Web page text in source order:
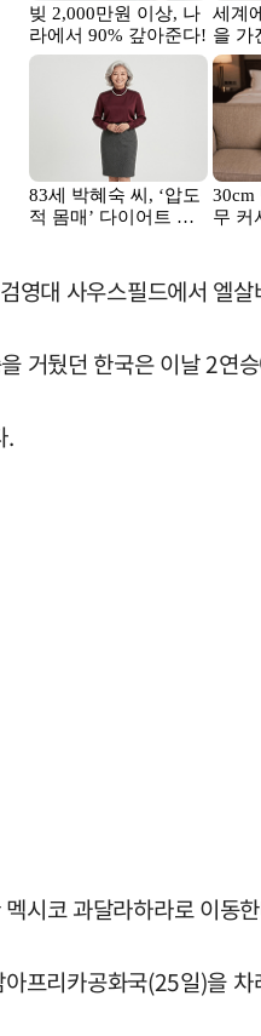
영대 사우스필드에서 엘
거뒀던 한국은 이날 2연
.
시코 과달라하라로 이동
프리카공화국(25일)을 차